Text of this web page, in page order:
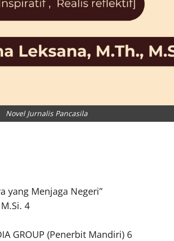
Novel Jurnalis Pancasila
yang Menjaga Negeri”
4
GROUP (Penerbit Mandiri) 6